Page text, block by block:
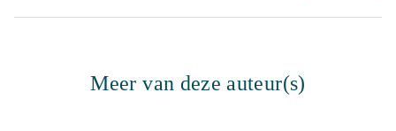
Meer van deze auteur(s)